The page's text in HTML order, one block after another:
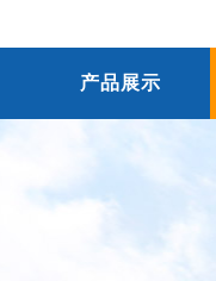
产品展示